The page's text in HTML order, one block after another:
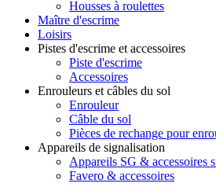
Housses à roulettes
Maître d'escrime
Loisirs
Pistes d'escrime et accessoires
Piste d'escrime
Accessoires
Enrouleurs et câbles du sol
Enrouleur
Câble du sol
Pièces de rechange pour
Appareils de signalisation
Appareils SG & accessoires
Favero & accessoires